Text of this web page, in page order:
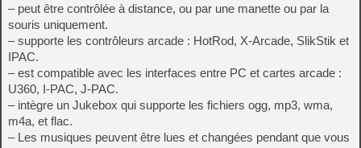
– peut être contrôlée à distance, ou par une manette ou par la
souris uniquement.
– supporte les contrôleurs arcade : HotRod, X-Arcade, SlikStik et
IPAC.
– est compatible avec les interfaces entre PC et cartes arcade :
U360, I-PAC, J-PAC.
– intègre un Jukebox qui supporte les fichiers ogg, mp3, wma,
m4a, et flac.
– Les musiques peuvent être lues et changées pendant que vous